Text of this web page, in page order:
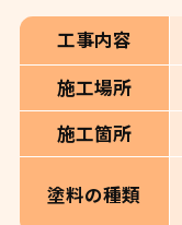
工事内容
施工場所
施工箇所
塗料の種類